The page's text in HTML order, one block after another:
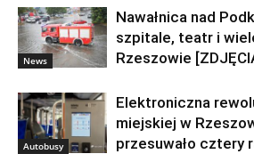
News
Nawałnica nad
szpitale, teatr i
Rzeszowie
Autobusy
Elektroniczna
miejskiej w
przesuwało cztery